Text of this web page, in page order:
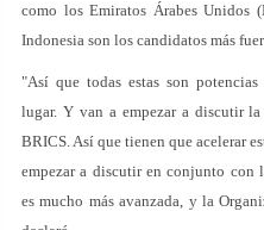
como los Emiratos Árabes Unidos
Indonesia son los candidatos más
"Así que todas estas son
lugar. Y van a empezar a discutir
BRICS. Así que tienen que acelerar
empezar a discutir en conjunto con
es mucho más avanzada, y la